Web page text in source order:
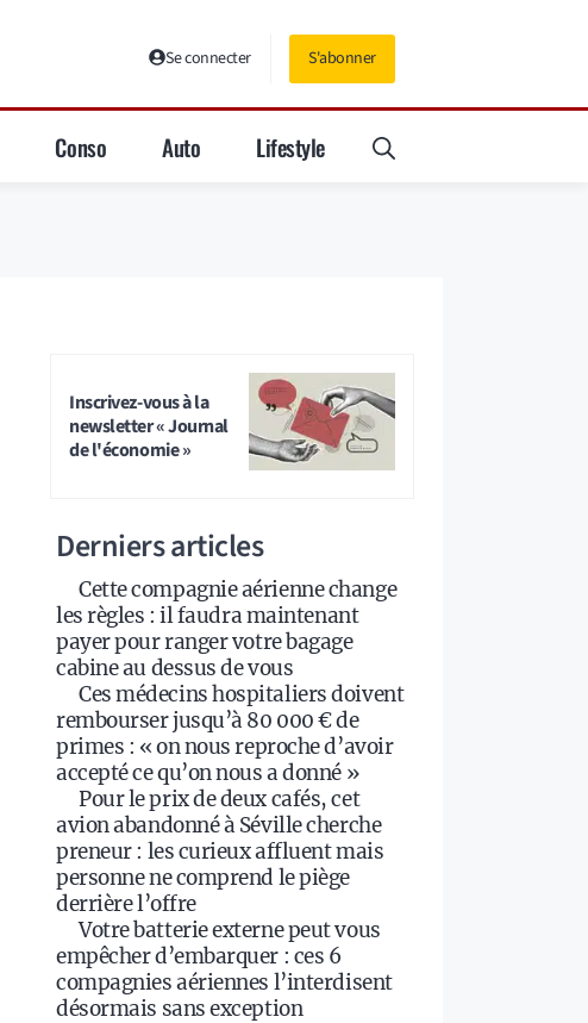
Se connecter S'abonner
Conso Auto Lifestyle
Inscrivez-vous à la
newsletter « Journal
de l'économie »
Derniers articles
Cette compagnie aérienne change
les règles : il faudra maintenant
payer pour ranger votre bagage
cabine au dessus de vous
Ces médecins hospitaliers doivent
rembourser jusqu’à 80 000 € de
primes : « on nous reproche d’avoir
accepté ce qu’on nous a donné »
Pour le prix de deux cafés, cet
avion abandonné à Séville cherche
preneur : les curieux affluent mais
personne ne comprend le piège
derrière l’offre
Votre batterie externe peut vous
empêcher d’embarquer : ces 6
compagnies aériennes l’interdisent
désormais sans exception